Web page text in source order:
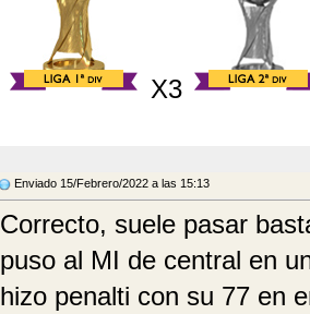
X3
Enviado 15/Febrero/2022 a las 15:13
Correcto, suele pasar
puso al MI de central en
hizo penalti con su 77 en